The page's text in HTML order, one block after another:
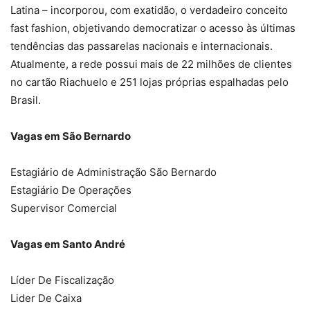
Latina – incorporou, com exatidão, o verdadeiro conceito
fast fashion, objetivando democratizar o acesso às últimas
tendências das passarelas nacionais e internacionais.
Atualmente, a rede possui mais de 22 milhões de clientes
no cartão Riachuelo e 251 lojas próprias espalhadas pelo
Brasil.
Vagas em São Bernardo
Estagiário de Administração São Bernardo
Estagiário De Operações
Supervisor Comercial
Vagas em Santo André
Líder De Fiscalização
Lider De Caixa